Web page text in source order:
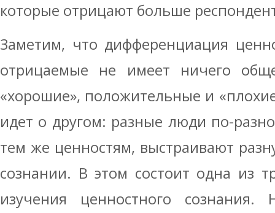
которые отрицают больше
Заметим, что дифференциация
отрицаемые не имеет ничего
«хорошие», положительные и
идет о другом: разные люди по-
тем же ценностям, выстраивают
сознании. В этом состоит одна из
изучения ценностного